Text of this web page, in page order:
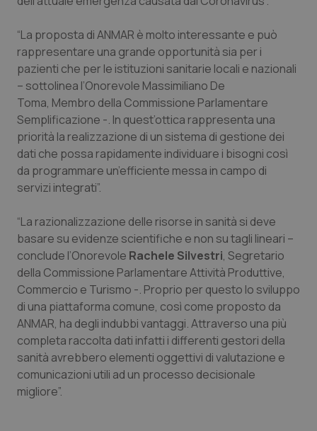
Sicilia
Toscana
Umbria
Valle D’Aosta
Veneto
Neuroscienze & patologie neurodegenerative
Obesità
Oftalmologia
Oncodermatologia
Oncoematologia
Oncologia & Nutrizione
Psoriasi & pelle
Quotidiano Cardiologia
Quotidiano Chirurgia
Quotidiano Oncologia
Quotidiano Pediatria
“La proposta di ANMAR è molto interessante e può
rappresentare una grande opportunità sia per i
pazienti che per le istituzioni sanitarie locali e nazionali
– sottolinea l’Onorevole Massimiliano De
Toma, Membro della Commissione Parlamentare
Semplificazione -. In quest’ottica rappresenta una
priorità la realizzazione di un sistema di gestione dei
dati che possa rapidamente individuare i bisogni così
da programmare un’efficiente messa in campo di
servizi integrati”.
“La razionalizzazione delle risorse in sanità si deve
basare su evidenze scientifiche e non su tagli lineari –
conclude l’Onorevole Rachele Silvestri, Segretario
della Commissione Parlamentare Attività Produttive,
Commercio e Turismo -. Proprio per questo lo sviluppo
di una piattaforma comune, così come proposto da
ANMAR, ha degli indubbi vantaggi. Attraverso una più
completa raccolta dati infatti i differenti gestori della
sanità avrebbero elementi oggettivi di valutazione e
comunicazioni utili ad un processo decisionale
migliore”.